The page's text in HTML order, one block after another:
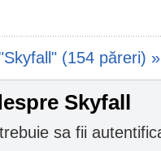
(154 păreri) »
Skyfall
sa fii